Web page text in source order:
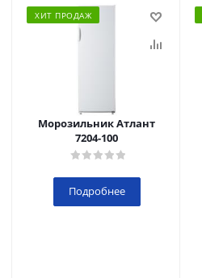
ХИТ ПРОДАЖ
Морозильник Атлант
7204-100
Подробнее